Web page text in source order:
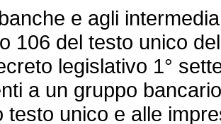
e agli
106 del testo unico
legislativo 1°
a un gruppo
testo unico e alle